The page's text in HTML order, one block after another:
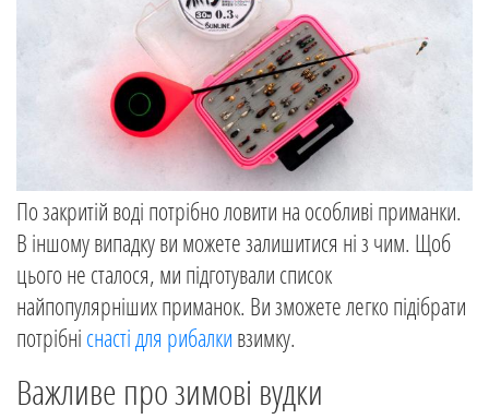
По закритій воді потрібно ловити на особливі приманки.
В іншому випадку ви можете залишитися ні з чим. Щоб
цього не сталося, ми підготували список
найпопулярніших приманок. Ви зможете легко підібрати
потрібніснасті для рибалкивзимку.
Важливе про зимові вудки